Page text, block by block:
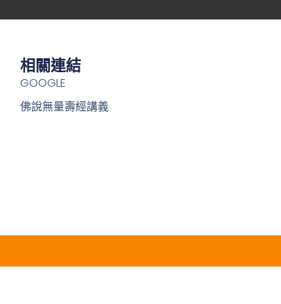
相關連結
GOOGLE
佛說無量壽經講義